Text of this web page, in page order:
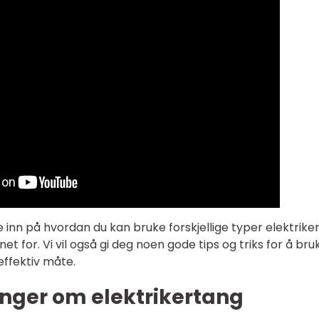
på hvordan du kan bruke forskjellige typer
for. Vi vil også gi deg noen gode tips og triks for å
måte.
om elektrikertang